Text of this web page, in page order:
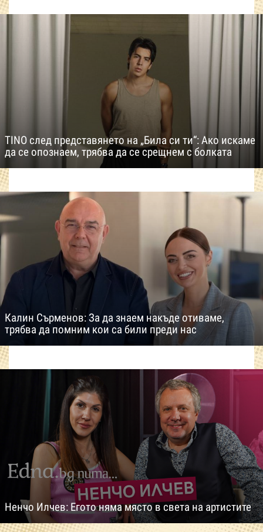
TINO след представянето на „Била си ти“: Ако искаме
да се опознаем, трябва да се срещнем с болката
Калин Сърменов: За да знаем накъде отиваме,
трябва да помним кои са били преди нас
Ненчо Илчев: Егото няма място в света на артистите